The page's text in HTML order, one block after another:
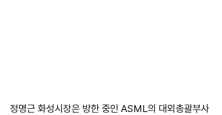
정명근 화성시장은 방한 중인 ASML의 대외총괄부사